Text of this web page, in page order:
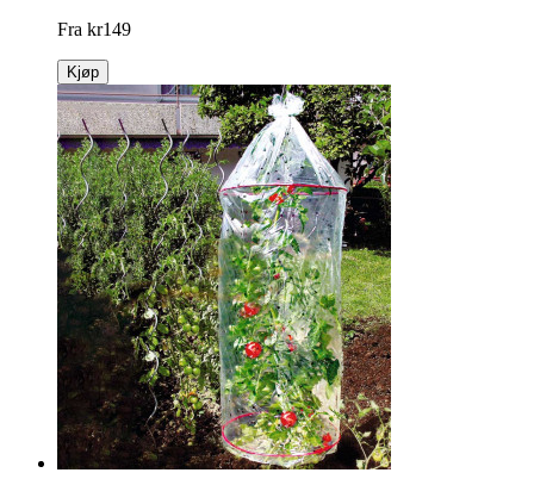
Innlegssåler med magneter
Innleggssåler med massasjeeffekt som stimulerer fotens
reflekssoner.
info
Fra
kr149
Kjøp